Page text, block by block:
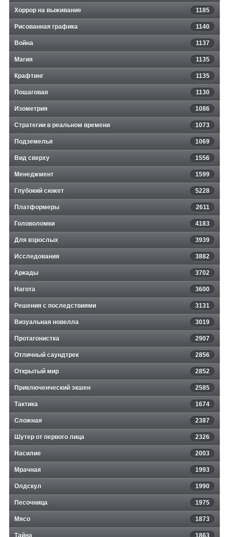
Хоррор на выживание 1185
Рисованная графика 1140
Война 1137
Магия 1135
Крафтинг 1135
Пошаговая 1130
Изометрия 1086
Стратегии в реальном времени 1073
Подземелья 1069
Вид сверху 1556
Менеджмент 1599
Глубокий сюжет 5228
Платформеры 2611
Головоломки 4183
Для взрослых 3939
Исследования 3882
Аркады 3702
Нагота 3600
Решения с последствиями 3131
Визуальная новелла 3019
Протагонистка 2907
Отличный саундтрек 2856
Открытый мир 2852
Приключенческий экшен 2585
Тактика 1674
Сложная 2387
Шутер от первого лица 2326
Насилие 2003
Мрачная 1993
Олдскул 1990
Песочница 1975
Мясо 1873
Тайна 1863